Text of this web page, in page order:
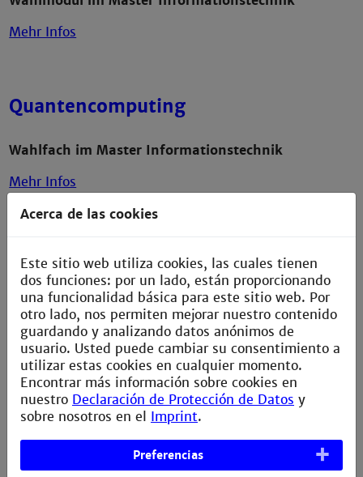
Mehr Infos
Quantencomputing
Wahlfach im Master Informationstechnik
Mehr Infos
Digitale Medizintechnik
Wahlmodul Masterprojekt im Master
Medizintechnik
Mehr Infos
Ihre Zukunft beginnt hier!
Entdecken Sie unsere Master-Studiengänge und
Acerca de las cookies
Este sitio web utiliza cookies, las cuales tienen
dos funciones: por un lado, están proporcionando
una funcionalidad básica para este sitio web. Por
otro lado, nos permiten mejorar nuestro contenido
guardando y analizando datos anónimos de
usuario. Usted puede cambiar su consentimiento a
utilizar estas cookies en cualquier momento.
Encontrar más información sobre cookies en
nuestro Declaración de Protección de Datos y
sobre nosotros en el Imprint.
Preferencias